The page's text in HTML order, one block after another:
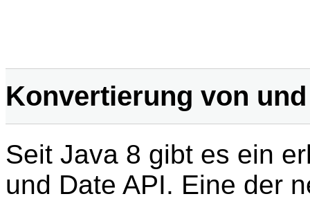
Konvertierung von
Seit Java 8 gibt es ein
und Date API. Eine der